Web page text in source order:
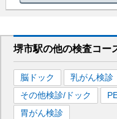
堺市駅の他の検査コー
脳ドック 乳がん検診
その他検診/ドック
胃がん検診